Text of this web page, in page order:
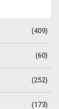
(409)
(60)
(252)
(173)